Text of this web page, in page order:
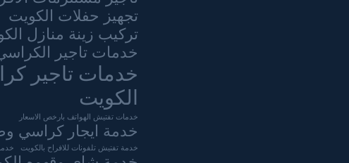
تجهيز حفلات الكويت
تركيب زينة منازل
خدمات تاجير
خدمات تاجير
الكويت
خدمات تفتيش الهواتف بارخص الاسعار
خدمة ايجار كراسي
خدمة تفتيش تلفونات للافراح بالكويت